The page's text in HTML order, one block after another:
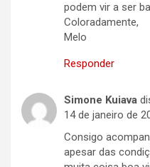
podem vir a ser
Coloradamente,
Melo
Responder
Simone Kuiava
14 de janeiro de
Consigo
apesar das